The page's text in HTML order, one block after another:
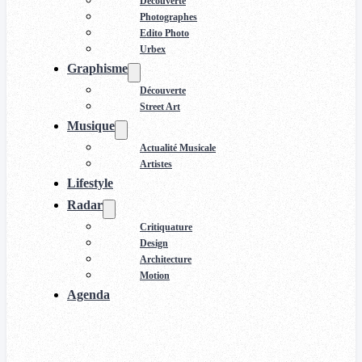
Photographes
Edito Photo
Urbex
Graphisme
Découverte
Street Art
Musique
Actualité Musicale
Artistes
Lifestyle
Radar
Critiquature
Design
Architecture
Motion
Agenda